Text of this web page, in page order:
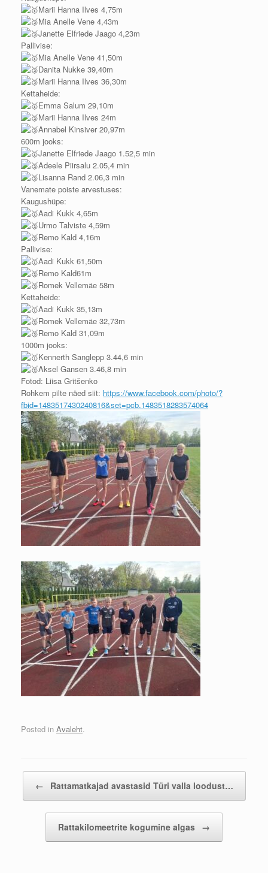
Marii Hanna Ilves 4,75m
Mia Anelle Vene 4,43m
Janette Elfriede Jaago 4,23m
Pallivise:
Mia Anelle Vene 41,50m
Danita Nukke 39,40m
Marii Hanna Ilves 36,30m
Kettaheide:
Emma Salum 29,10m
Marii Hanna Ilves 24m
Annabel Kinsiver 20,97m
600m jooks:
Janette Elfriede Jaago 1.52,5 min
Adeele Piirsalu 2.05,4 min
Lisanna Rand 2.06,3 min
Vanemate poiste arvestuses:
Kaugushüpe:
Aadi Kukk 4,65m
Urmo Talviste 4,59m
Remo Kald 4,16m
Pallivise:
Aadi Kukk 61,50m
Remo Kald61m
Romek Vellemäe 58m
Kettaheide:
Aadi Kukk 35,13m
Romek Vellemäe 32,73m
Remo Kald 31,09m
1000m jooks:
Kennerth Sanglepp 3.44,6 min
Aksel Gansen 3.46,8 min
Fotod: Liisa Gritšenko
Rohkem pilte näed siit: https://www.facebook.com/photo/?
fbid=1483517430240816&set=pcb.1483518283574064
Posted in Avaleht.
← Rattamatkajad avastasid Türi valla loodust…
Rattakilomeetrite kogumine algas →